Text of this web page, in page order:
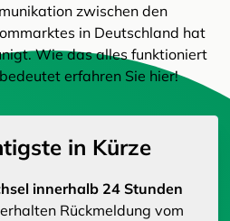
zwischen den
in Deutschland hat
Wie das alles funktioniert
erfahren Sie hier!
in Kürze
innerhalb 24 Stunden
Rückmeldung vom